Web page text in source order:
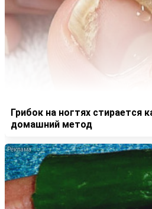
Грибок на ногтях стирается
домашний метод